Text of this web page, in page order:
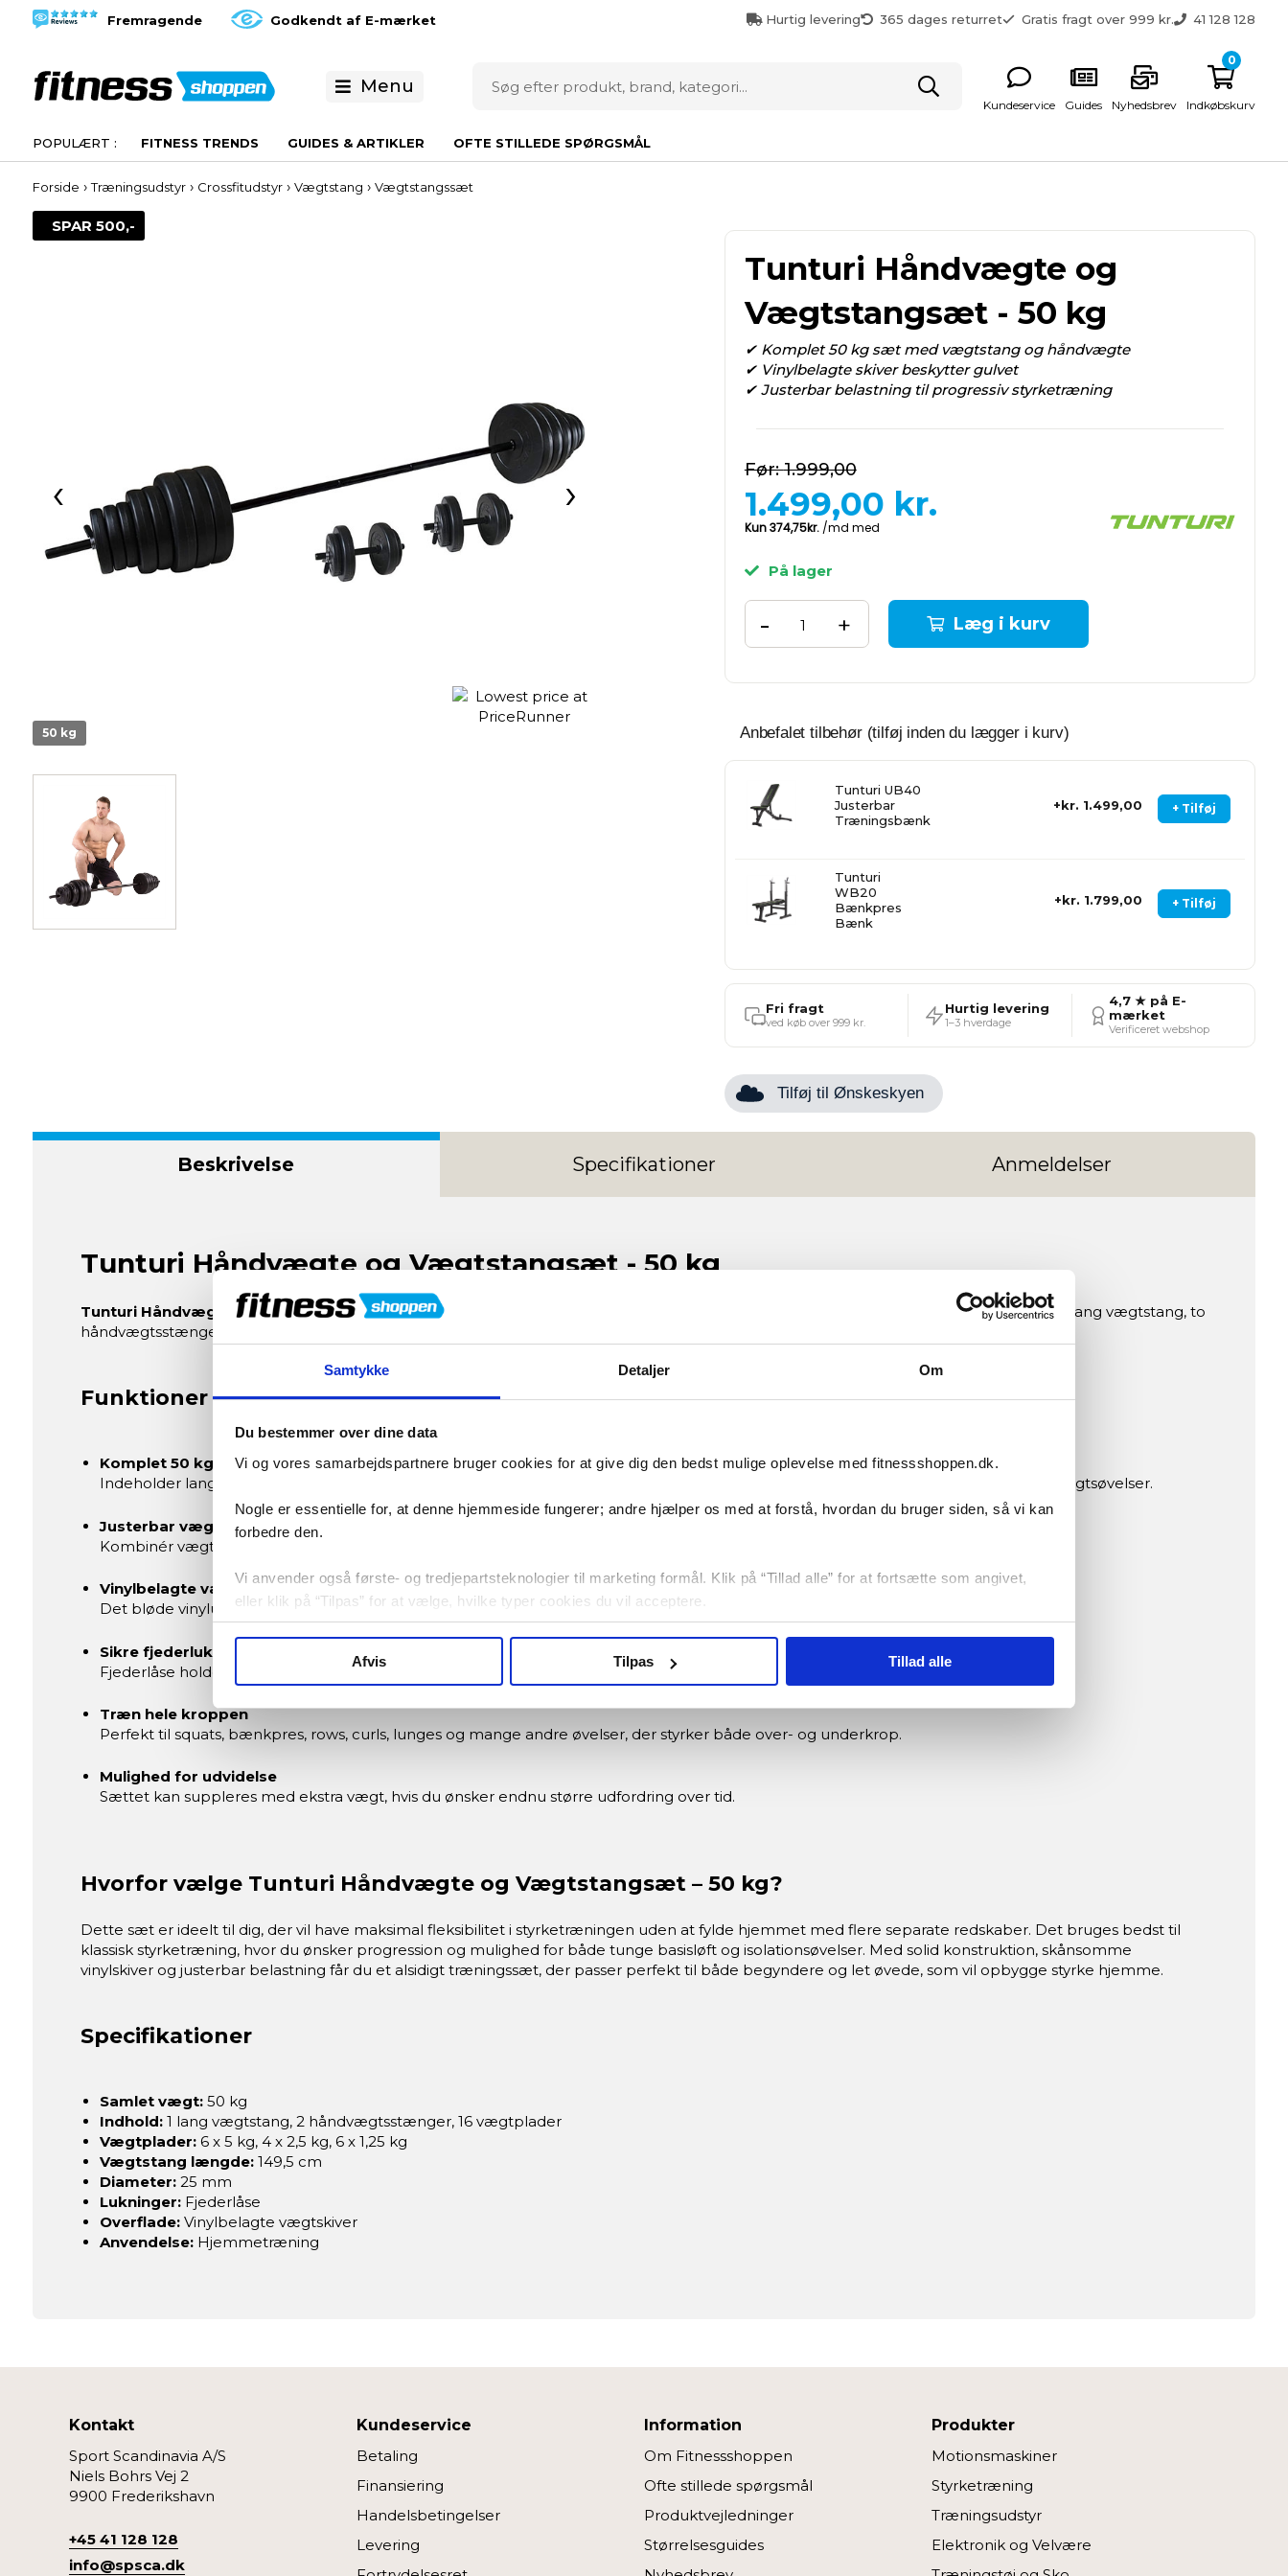
Samtykke Detaljer Om
Du bestemmer over dine data
Vi og vores samarbejdspartnere bruger cookies for at give dig den bedst mulige oplevelse med fitnessshoppen.dk.
Nogle er essentielle for, at denne hjemmeside fungerer; andre hjælper os med at forstå, hvordan du bruger siden, så vi kan
forbedre den.
Vi anvender også første- og tredjepartsteknologier til marketing formål. Klik på “Tillad alle” for at fortsætte som angivet,
eller klik på “Tilpas” for at vælge, hvilke typer cookies du vil acceptere.
Afvis Tilpas Tillad alle
Hurtig levering 365 dages returret Gratis fragt over 999 kr. 41 128 128
Fremragende Godkendt af E-mærket
Menu
Kundeservice Guides Nyhedsbrev Indkøbskurv
0
FITNESS TRENDS GUIDES & ARTIKLER OFTE STILLEDE SPØRGSMÅL
Forside ›Træningsudstyr› Crossfitudstyr› Vægtstang › Vægtstangssæt
SPAR 500,-
50 kg
‹ ›
Tunturi Håndvægte og
Vægtstangsæt - 50 kg
✔ Komplet 50 kg sæt med vægtstang og håndvægte
✔ Vinylbelagte skiver beskytter gulvet
✔ Justerbar belastning til progressiv styrketræning
1.999,00
1.499,00 kr.
På lager
+
- Læg i kurv
Anbefalet tilbehør (tilføj inden du lægger i kurv)
+ Tilføj
Tunturi UB40
Justerbar
Træningsbænk
kr. 1.499,00
+ Tilføj
Tunturi
WB20
Bænkpres
Bænk
kr. 1.799,00
Fri fragt
ved køb over 999 kr.
Hurtig levering
1–3 hverdage
4,7 ★ på E-
mærket
Verificeret webshop
Tilføj til Ønskeskyen
Beskrivelse Specifikationer Anmeldelser
Tunturi Håndvægte og Vægtstangsæt - 50 kg
Tunturi Håndvægte og Vægtstangsæt – 50 kg giver dig et komplet og fleksibelt setup til effektiv styrketræning i hjemmet. Med både lang vægtstang, to
håndvægtsstænger og 16 vægtplader kan du træne hele kroppen og tilpasse belastningen præcist efter dit niveau og dine mål.
Funktioner og fordele
Komplet 50 kg styrkesæt
Indeholder lang vægtstang, to håndvægtsstænger og 16 vægtplader, så du kan variere mellem klassisk vægtstangstræning og håndvægtsøvelser.
Justerbar vægt i små trin
Kombinér vægtpladerne, så du kan øge belastningen gradvist og arbejde progressivt med din styrkeudvikling.
Vinylbelagte vægtskiver
Det bløde vinyludvendige beskytter gulvet og reducerer støj – ideelt til hjemmetræning.
Sikre fjederlukninger
Fjederlåse holder vægtskiverne stabilt på plads under træningen og sikrer tryg og kontrolleret brug.
Træn hele kroppen
Perfekt til squats, bænkpres, rows, curls, lunges og mange andre øvelser, der styrker både over- og underkrop.
Mulighed for udvidelse
Sættet kan suppleres med ekstra vægt, hvis du ønsker endnu større udfordring over tid.
Hvorfor vælge Tunturi Håndvægte og Vægtstangsæt – 50 kg?
Dette sæt er ideelt til dig, der vil have maksimal fleksibilitet i styrketræningen uden at fylde hjemmet med flere separate redskaber. Det bruges bedst til
klassisk styrketræning, hvor du ønsker progression og mulighed for både tunge basisløft og isolationsøvelser. Med solid konstruktion, skånsomme
vinylskiver og justerbar belastning får du et alsidigt træningssæt, der passer perfekt til både begyndere og let øvede, som vil opbygge styrke hjemme.
Specifikationer
Samlet vægt:50 kg
Indhold:1 lang vægtstang, 2 håndvægtsstænger, 16 vægtplader
Vægtplader:6 x 5 kg, 4 x 2,5 kg, 6 x 1,25 kg
Vægtstang længde:149,5 cm
Diameter:25 mm
Lukninger:Fjederlåse
Overflade:Vinylbelagte vægtskiver
Anvendelse:Hjemmetræning
Kontakt
Sport Scandinavia A/S
Niels Bohrs Vej 2
9900 Frederikshavn
+45 41 128 128
info@spsca.dk
Kundeservice
Betaling
Finansiering
Handelsbetingelser
Levering
Information
Om Fitnessshoppen
Ofte stillede spørgsmål
Produktvejledninger
Størrelsesguides
Produkter
Motionsmaskiner
Styrketræning
Træningsudstyr
Elektronik og Velvære